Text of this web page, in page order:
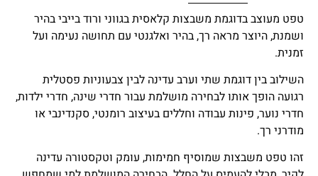
טפט מעוצב בדוגמת משבצות קלאסית בגווני ורוד בייבי בהיר
ושמנת, היוצר מראה רך, בהיר ואלגנטי עם תחושה נעימה ועל
זמנית.
השילוב בין דוגמת שתי וערב עדינה לבין צבעוניות פסטלית
רגועה הופך אותו לבחירה מושלמת עבור חדרי שינה, חדרי ילדות,
חדרי נוער, פינות עבודה וחללים בעיצוב רומנטי, סקנדינבי או
מודרני רך.
זהו טפט משבצות שמוסיף חמימות, עומק וטקסטורה עדינה